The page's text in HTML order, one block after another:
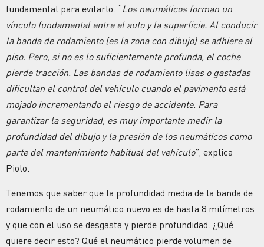
fundamental para evitarlo. “Los neumáticos forman un
vínculo fundamental entre el auto y la superficie. Al conducir
la banda de rodamiento (es la zona con dibujo) se adhiere al
piso. Pero, si no es lo suficientemente profunda, el coche
pierde tracción. Las bandas de rodamiento lisas o gastadas
dificultan el control del vehículo cuando el pavimento está
mojado incrementando el riesgo de accidente. Para
garantizar la seguridad, es muy importante medir la
profundidad del dibujo y la presión de los neumáticos como
parte del mantenimiento habitual del vehículo”, explica
Piolo.
Tenemos que saber que la profundidad media de la banda de
rodamiento de un neumático nuevo es de hasta 8 milímetros
y que con el uso se desgasta y pierde profundidad. ¿Qué
quiere decir esto? Qué el neumático pierde volumen de